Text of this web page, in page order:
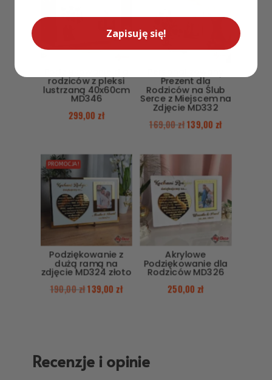
rodziców z pleksi
lustrzaną 40x60cm
MD346
299,00zł
Prezent dla
Rodziców na Ślub
Serce z Miejscem na
Zdjęcie MD332
169,00zł139,00 zł
PROMOCJA!
Podziękowanie z
dużą ramą na
zdjęcie MD324 złoto
190,00 zł139,00 zł
Akrylowe
Podziękowanie dla
Rodziców MD326
250,00 zł
Recenzje i opinie
Zapisuję się!